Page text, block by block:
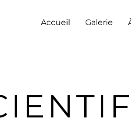
Accueil Galerie